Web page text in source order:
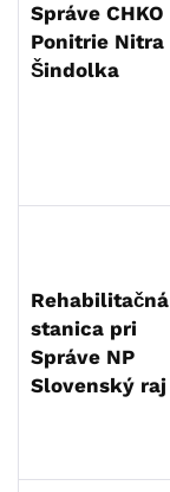
Správe CHKO
Ponitrie Nitra
Šindolka
Rehabilitačná
stanica pri
Správe NP
Slovenský raj